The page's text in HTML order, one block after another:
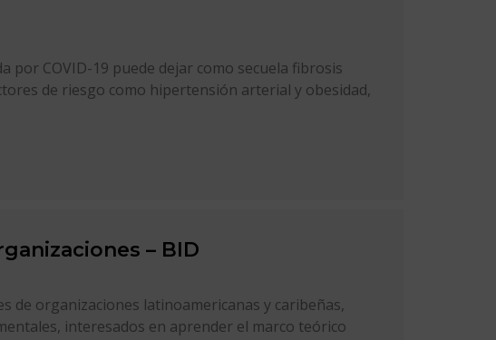
por COVID-19 puede dejar como secuela fibrosis
de riesgo como hipertensión arterial y obesidad,
– BID
de organizaciones latinoamericanas y caribeñas,
interesados en aprender el marco teórico